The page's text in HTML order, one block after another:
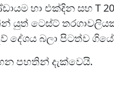
හා එක්දින සහ T
යුත් ටෙස්ට්
දේශය බලා පිටත්ව
පහතින් දැක්වෙයි.